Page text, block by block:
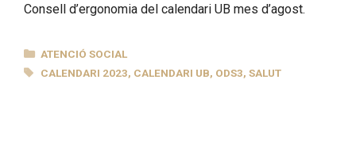
Consell d’ergonomia del calendari UB mes d’agost.
CATEGORIES
ATENCIÓ SOCIAL
ETIQUETES
CALENDARI 2023, CALENDARI UB, ODS3,SALUT